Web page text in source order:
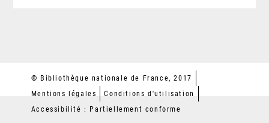
© Bibliothèque nationale de France, 2017
Mentions légales
Conditions d'utilisation
Accessibilité : Partiellement conforme